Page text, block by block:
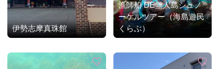
伊勢志摩真珠館
漁師船 DE無人島シュノ
ーケルツアー（海島遊民
くらぶ）